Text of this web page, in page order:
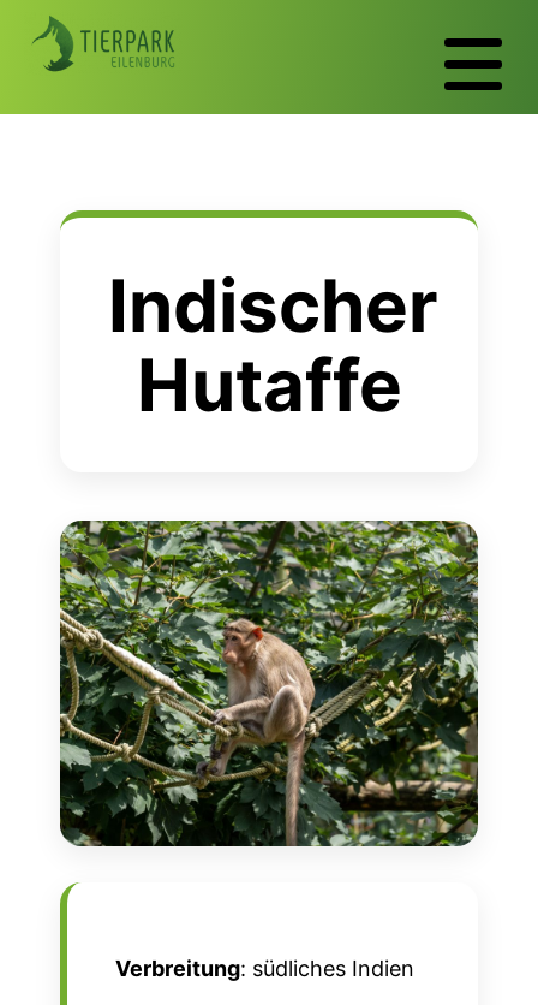
Indischer
Hutaffe
Verbreitung: südliches Indien